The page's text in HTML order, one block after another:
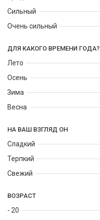
Сильный
Очень сильный
ДЛЯ КАКОГО ВРЕМЕНИ ГОДА?
Лето
Осень
Зима
Весна
НА ВАШ ВЗГЛЯД ОН
Сладкий
Терпкий
Свежий
ВОЗРАСТ
- 20